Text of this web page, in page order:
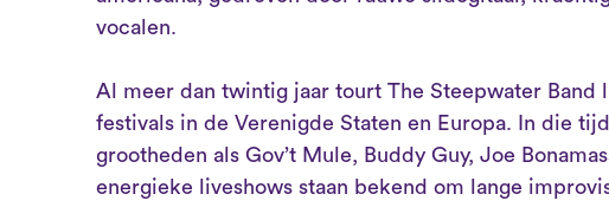
vocalen.
Al meer dan twintig jaar tourt The Steepwater Band
festivals in de Verenigde Staten en Europa. In die
grootheden als Gov’t Mule, Buddy Guy, Joe
energieke liveshows staan bekend om lange